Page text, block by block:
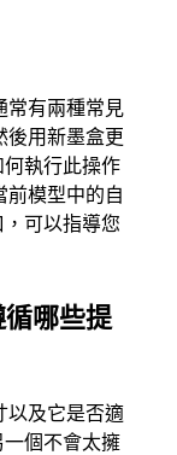
常有兩種常見
後用新墨盒更
執行此操作
模型中的自
可以指導您
哪些提
以及它是否適
個不會太擁